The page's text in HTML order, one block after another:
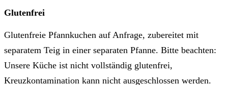
Glutenfrei
Glutenfreie Pfannkuchen auf Anfrage, zubereitet mit
separatem Teig in einer separaten Pfanne. Bitte beachten:
Unsere Küche ist nicht vollständig glutenfrei,
Kreuzkontamination kann nicht ausgeschlossen werden.